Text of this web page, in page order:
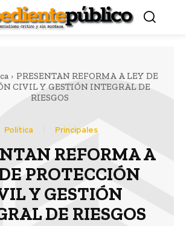
PRESENTAN REFORMA A LEY DE
CIVIL Y GESTIÓN INTEGRAL DE
RIESGOS
Política Principales
REFORMA A
PROTECCIÓN
Y GESTIÓN
DE RIESGOS